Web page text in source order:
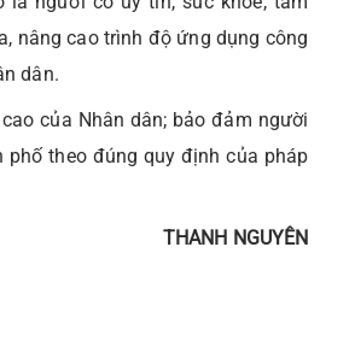
nâng cao trình độ ứng dụng công
dân.
của Nhân dân; bảo đảm người
theo đúng quy định của pháp
THANH NGUYÊN